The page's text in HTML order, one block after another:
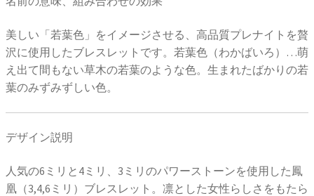
美しい「若葉色」をイメージさせる、高品質プレナイトを贅
沢に使用したブレスレットです。若葉色（わかばいろ）…萌
え出て間もない草木の若葉のような色。生まれたばかりの若
葉のみずみずしい色。
デザイン説明
人気の6ミリと4ミリ、3ミリのパワーストーンを使用した鳳
凰（3,4,6ミリ）ブレスレット。凛とした女性らしさをもたら